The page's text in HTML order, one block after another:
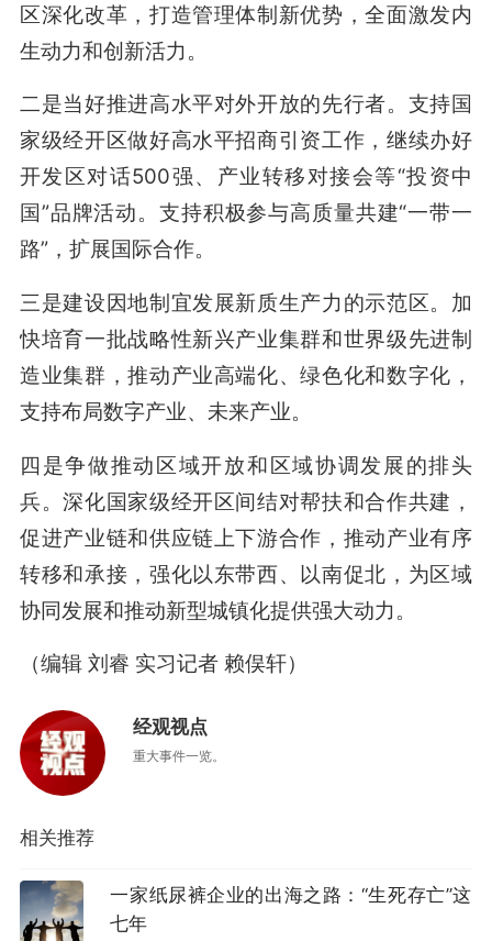
区深化改革，打造管理体制新优势，全面激发内
生动力和创新活力。
二是当好推进高水平对外开放的先行者。支持国
家级经开区做好高水平招商引资工作，继续办好
开发区对话500强、产业转移对接会等“投资中
国”品牌活动。支持积极参与高质量共建“一带一
路”，扩展国际合作。
三是建设因地制宜发展新质生产力的示范区。加
快培育一批战略性新兴产业集群和世界级先进制
造业集群，推动产业高端化、绿色化和数字化，
支持布局数字产业、未来产业。
四是争做推动区域开放和区域协调发展的排头
兵。深化国家级经开区间结对帮扶和合作共建，
促进产业链和供应链上下游合作，推动产业有序
转移和承接，强化以东带西、以南促北，为区域
协同发展和推动新型城镇化提供强大动力。
（编辑 刘睿 实习记者 赖俣轩）
经观视点
重大事件一览。
相关推荐
一家纸尿裤企业的出海之路：“生死存亡”这
七年